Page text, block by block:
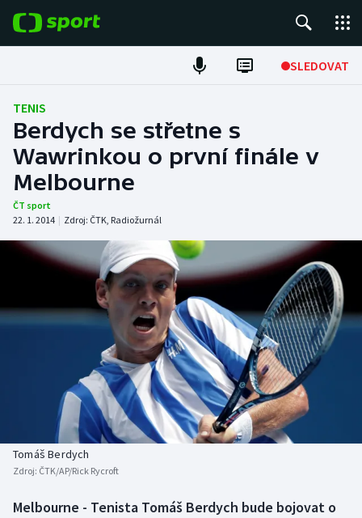
SLEDOVAT
Fotbal
Hokej
Tenis
Atletika
Cyklistika
DALŠÍ SPORTY
Americký fotbal
Baseball a softbal
Basketbal
Biatlon
NEPŘEHLÉDNĚTE
Historické návraty
Aplikace ČT sport
TENIS
Berdych se střetne s
Wawrinkou o první finále v
Melbourne
ČT sport
22. 1. 2014 | Zdroj: ČTK, Radiožurnál
Tomáš Berdych
Zdroj: ČTK/AP/Rick Rycroft
Melbourne - Tenista Tomáš Berdych bude bojovat o